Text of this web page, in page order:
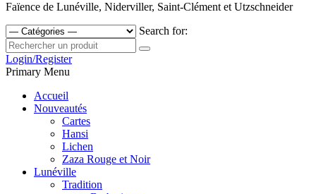
Faïence de Lunéville, Niderviller, Saint-Clément et Utzschneider
Search for:
Login/Register
Primary Menu
Accueil
Nouveautés
Cartes
Hansi
Lichen
Zaza Rouge et Noir
Lunéville
Tradition